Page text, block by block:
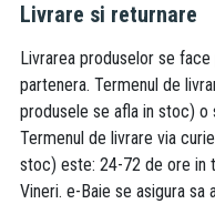
Livrare si returnare
Livrarea produselor se
partenera. Termenul de
produsele se afla in stoc)
Termenul de livrare via
stoc) este: 24-72 de ore in
Vineri. e-Baie se asigura